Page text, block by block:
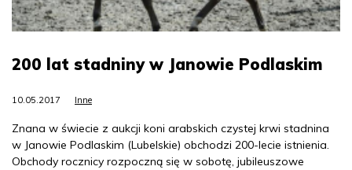
200 lat stadniny w Janowie Podlaskim
10.05.2017 Inne
Znana w świecie z aukcji koni arabskich czystej krwi stadnina
w Janowie Podlaskim (Lubelskie) obchodzi 200-lecie istnienia.
Obchody rocznicy rozpoczną się w sobotę, jubileuszowe